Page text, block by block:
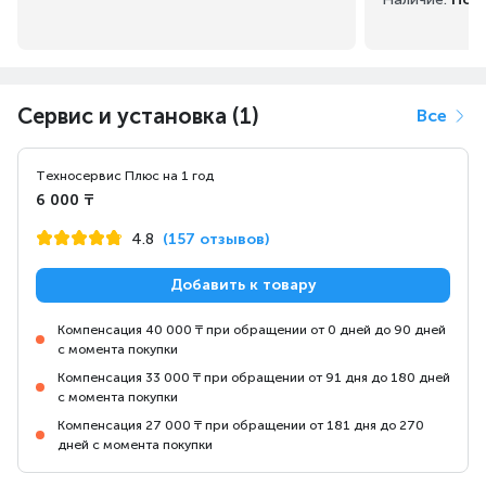
Настройка игрового режима, создание макросов и
настройка подсветки отдельных клавиш.
Сервис и установка (1) Все
Техносервис Плюс на 1 год
6 000 ₸
4.8 (157 отзывов)
Добавить к товару
Компенсация 40 000 ₸ при обращении от 0 дней до 90 дней
с момента покупки
Компенсация 33 000 ₸ при обращении от 91 дня до 180 дней
с момента покупки
Компенсация 27 000 ₸ при обращении от 181 дня до 270
дней с момента покупки